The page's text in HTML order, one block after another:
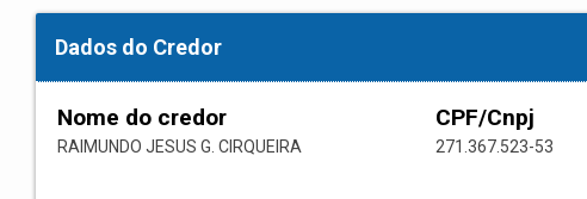
Dados do Credor
Nome do credor
RAIMUNDO JESUS G. CIRQUEIRA
CPF/Cnpj
271.367.523-53